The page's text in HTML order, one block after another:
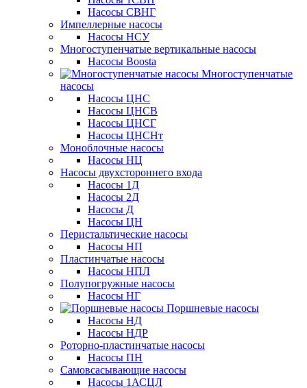
Насосы СВНГ
Импеллерные насосы
Насосы НСУ
Многоступенчатые вертикальные насосы
Насосы Boosta
Многоступенчатые
насосы
Насосы ЦНС
Насосы ЦНСВ
Насосы ЦНСГ
Насосы ЦНСНт
Моноблочные насосы
Насосы НЦ
Насосы двухстороннего входа
Насосы 1Д
Насосы 2Д
Насосы Д
Насосы ЦН
Перистальтические насосы
Насосы НП
Пластинчатые насосы
Насосы НПЛ
Полупогружные насосы
Насосы НГ
Поршневые насосы
Насосы НД
Насосы НДР
Роторно-пластинчатые насосы
Насосы ПН
Самовсасывающие насосы
Насосы 1АСЦЛ